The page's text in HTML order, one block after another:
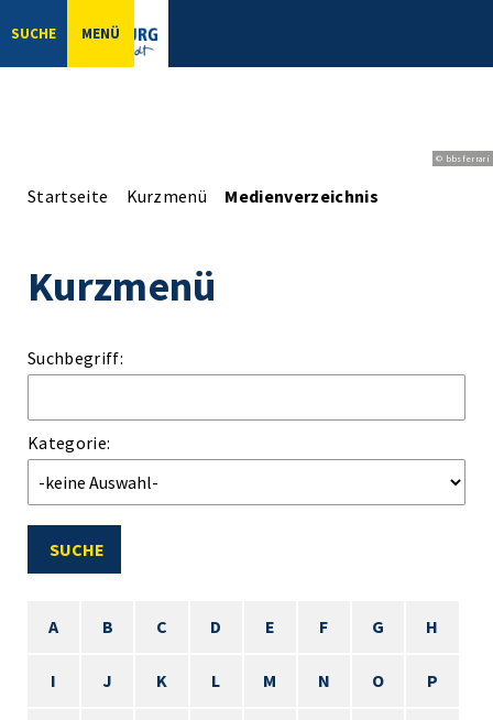
SUCHE MENÜ
© bbsferrari
Startseite Kurzmenü Medienverzeichnis
Kurzmenü
Suchbegriff:
Kategorie:
SUCHE
A B C D E F G H
I J K L M N O P